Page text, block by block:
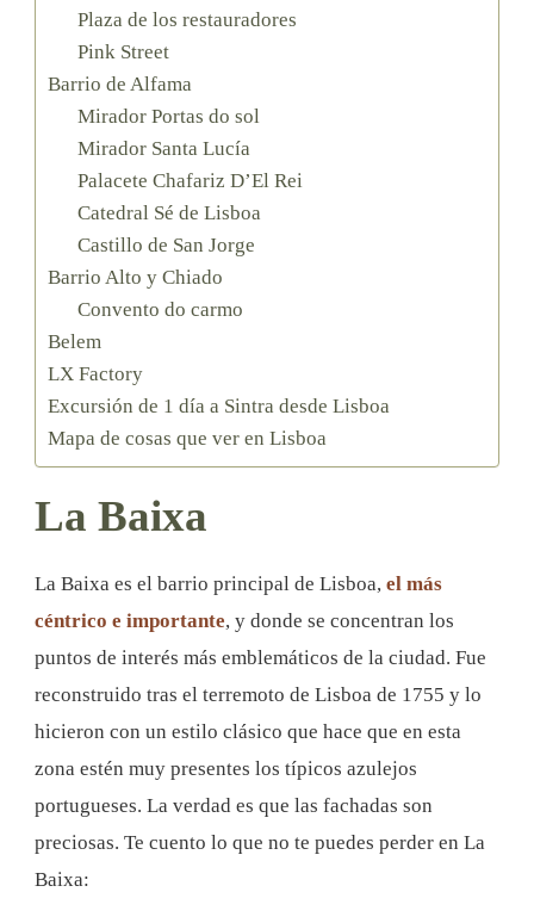
Plaza de los restauradores
Pink Street
Barrio de Alfama
Mirador Portas do sol
Mirador Santa Lucía
Palacete Chafariz D’El Rei
Catedral Sé de Lisboa
Castillo de San Jorge
Barrio Alto y Chiado
Convento do carmo
Belem
LX Factory
Excursión de 1 día a Sintra desde Lisboa
Mapa de cosas que ver en Lisboa
La Baixa
La Baixa es el barrio principal de Lisboa, el más
céntrico e importante, y donde se concentran los
puntos de interés más emblemáticos de la ciudad. Fue
reconstruido tras el terremoto de Lisboa de 1755 y lo
hicieron con un estilo clásico que hace que en esta
zona estén muy presentes los típicos azulejos
portugueses. La verdad es que las fachadas son
preciosas. Te cuento lo que no te puedes perder en La
Baixa: